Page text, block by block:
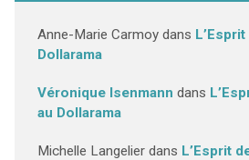
Anne-Marie Carmoydans
Dollarama
Véronique Isenmann dans
au Dollarama
Michelle Langelierdans L’Esprit